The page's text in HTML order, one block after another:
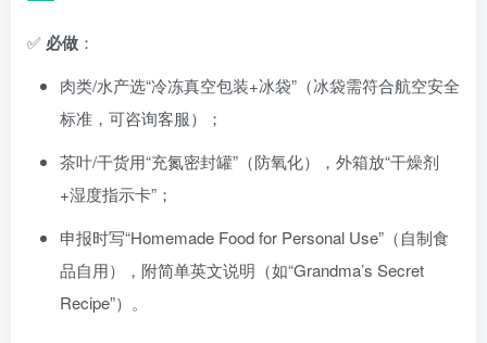
✅ 必做 ：
肉类/水产选“冷冻真空包装+冰袋”（冰袋需符合航空安全
标准，可咨询客服）；
茶叶/干货用“充氮密封罐”（防氧化），外箱放“干燥剂
+湿度指示卡”；
申报时写“Homemade Food for Personal Use”（自制食
品自用），附简单英文说明（如“Grandma’s Secret
Recipe”）。